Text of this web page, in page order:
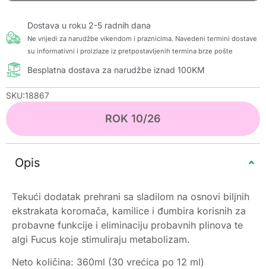
Dostava u roku 2-5 radnih dana
Ne vrijedi za narudžbe vikendom i praznicima. Navedeni termini dostave
su informativni i proizlaze iz pretpostavljenih termina brze pošte
Besplatna dostava za narudžbe iznad 100KM
SKU:18867
ROK 10/26
Opis
Tekući dodatak prehrani sa sladilom na osnovi biljnih
ekstrakata koromača, kamilice i đumbira korisnih za
probavne funkcije i eliminaciju probavnih plinova te
algi Fucus koje stimuliraju metabolizam.
Neto količina: 360ml (30 vrećica po 12 ml)